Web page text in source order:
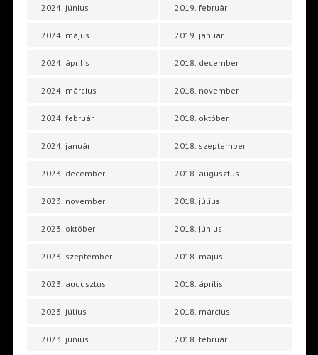
2024. június
2024. május
2024. április
2024. március
2024. február
2024. január
2023. december
2023. november
2023. október
2023. szeptember
2023. augusztus
2023. július
2023. június
2019. február
2019. január
2018. december
2018. november
2018. október
2018. szeptember
2018. augusztus
2018. július
2018. június
2018. május
2018. április
2018. március
2018. február